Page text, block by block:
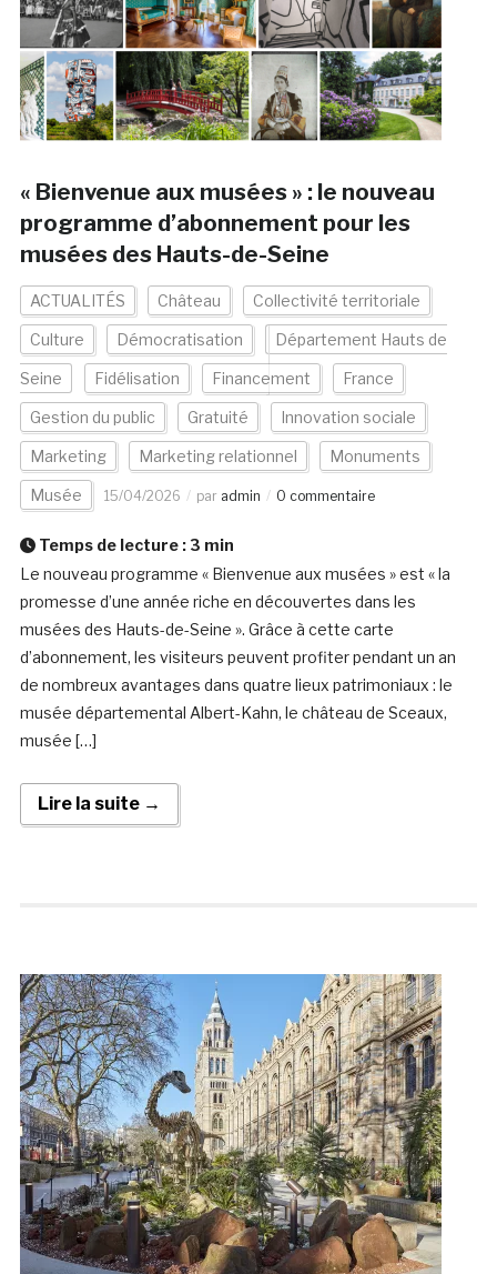
« Bienvenue aux musées » : le nouveau
programme d’abonnement pour les
musées des Hauts-de-Seine
ACTUALITÉS Château Collectivité territoriale
Culture Démocratisation Département Hauts de
Seine Fidélisation Financement France
Gestion du public Gratuité Innovation sociale
Marketing Marketing relationnel Monuments
Musée 15/04/2026 par admin 0 commentaire
Temps de lecture : 3 min
Le nouveau programme « Bienvenue aux musées » est « la
promesse d’une année riche en découvertes dans les
musées des Hauts-de-Seine ». Grâce à cette carte
d’abonnement, les visiteurs peuvent profiter pendant un an
de nombreux avantages dans quatre lieux patrimoniaux : le
musée départemental Albert-Kahn, le château de Sceaux,
musée […]
Lire la suite →